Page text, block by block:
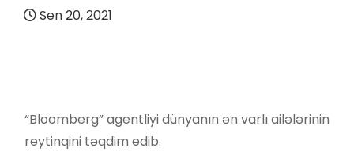
Sen 20, 2021
“Bloomberg” agentliyi dünyanın ən varlı ailələrinin
reytinqini təqdim edib.